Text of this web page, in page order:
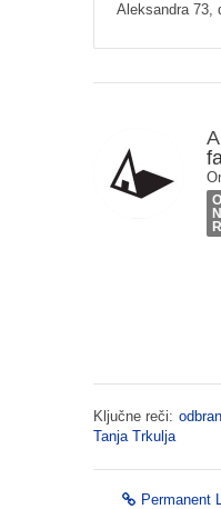
Aleksandra 73,
Ključne reči:
Tanja Trkulja
Permanent